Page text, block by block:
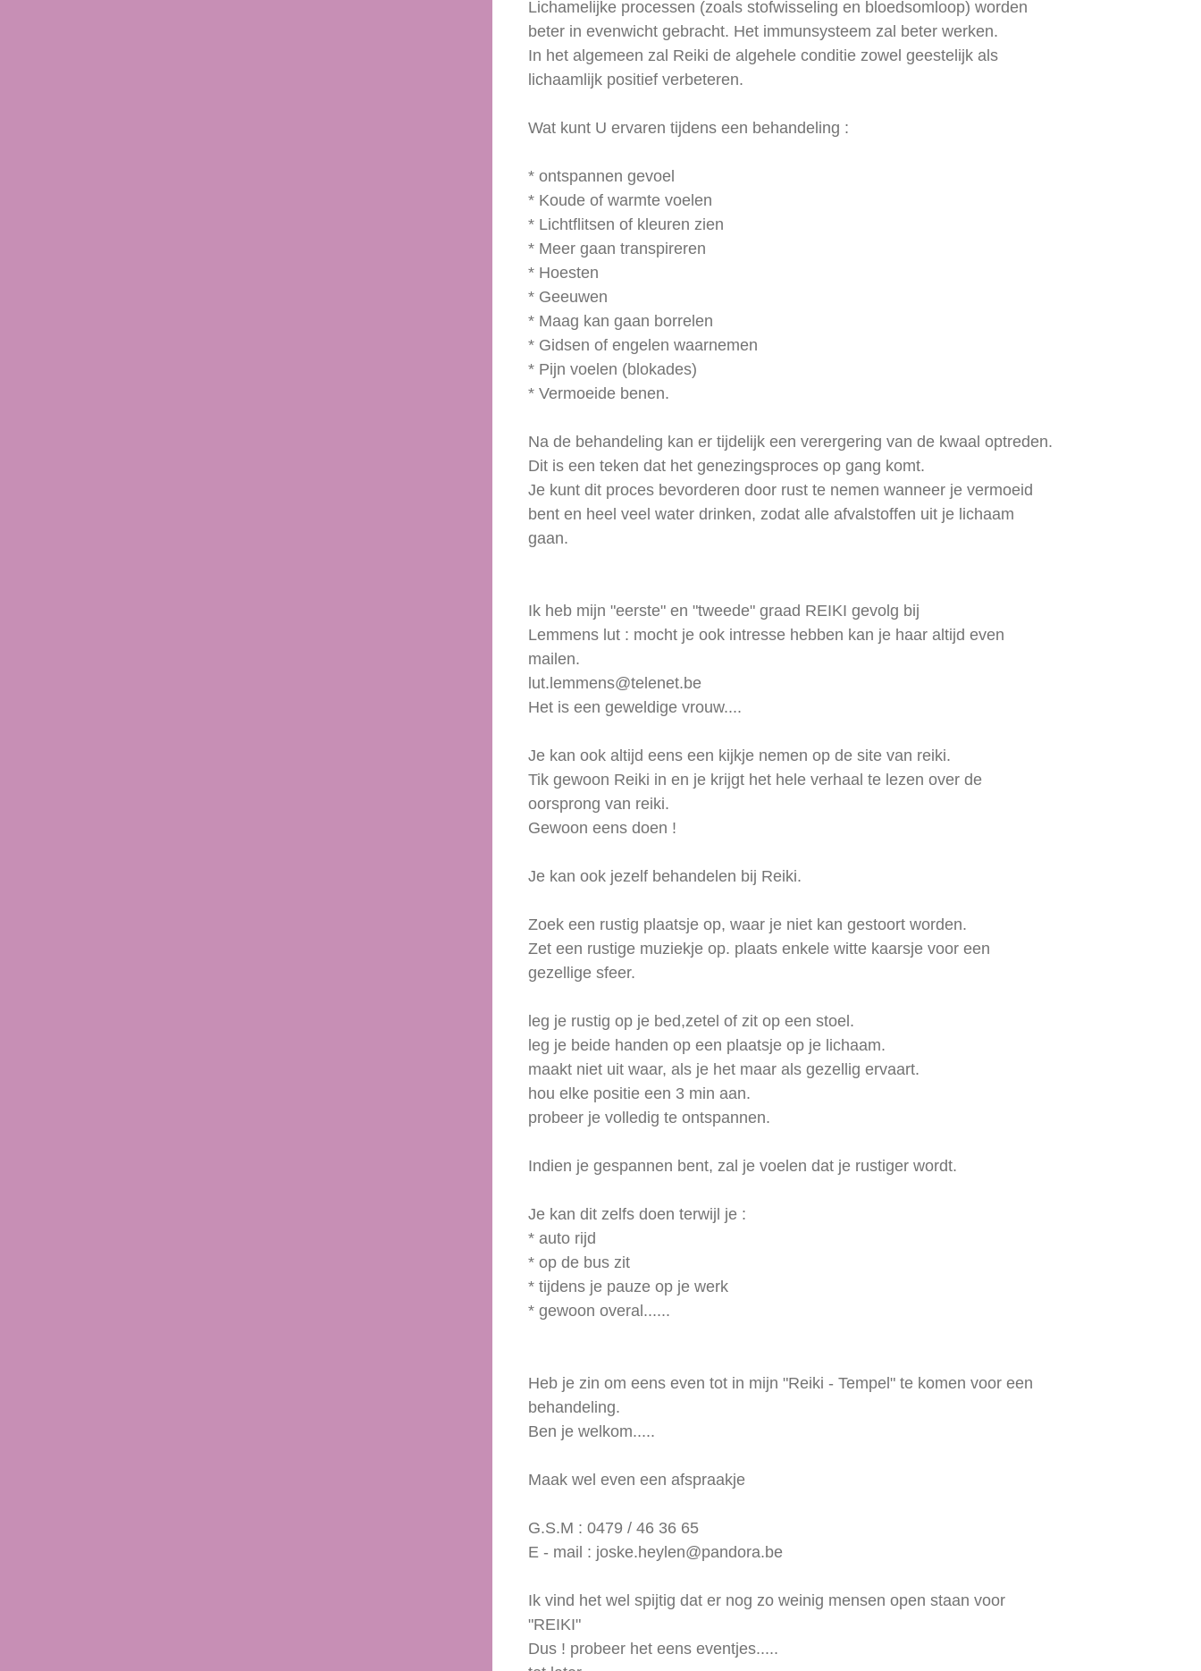
Lichamelijke processen (zoals stofwisseling en bloedsomloop) worden
beter in evenwicht gebracht. Het immunsysteem zal beter werken.
In het algemeen zal Reiki de algehele conditie zowel geestelijk als
lichaamlijk positief verbeteren.
Wat kunt U ervaren tijdens een behandeling :
* ontspannen gevoel
* Koude of warmte voelen
* Lichtflitsen of kleuren zien
* Meer gaan transpireren
* Hoesten
* Geeuwen
* Maag kan gaan borrelen
* Gidsen of engelen waarnemen
* Pijn voelen (blokades)
* Vermoeide benen.
Na de behandeling kan er tijdelijk een verergering van de kwaal optreden.
Dit is een teken dat het genezingsproces op gang komt.
Je kunt dit proces bevorderen door rust te nemen wanneer je vermoeid
bent en heel veel water drinken, zodat alle afvalstoffen uit je lichaam
gaan.
Ik heb mijn "eerste" en "tweede" graad REIKI gevolg bij
Lemmens lut : mocht je ook intresse hebben kan je haar altijd even
mailen.
lut.lemmens@telenet.be
Het is een geweldige vrouw....
Je kan ook altijd eens een kijkje nemen op de site van reiki.
Tik gewoon Reiki in en je krijgt het hele verhaal te lezen over de
oorsprong van reiki.
Gewoon eens doen !
Je kan ook jezelf behandelen bij Reiki.
Zoek een rustig plaatsje op, waar je niet kan gestoort worden.
Zet een rustige muziekje op. plaats enkele witte kaarsje voor een
gezellige sfeer.
leg je rustig op je bed,zetel of zit op een stoel.
leg je beide handen op een plaatsje op je lichaam.
maakt niet uit waar, als je het maar als gezellig ervaart.
hou elke positie een 3 min aan.
probeer je volledig te ontspannen.
Indien je gespannen bent, zal je voelen dat je rustiger wordt.
Je kan dit zelfs doen terwijl je :
* auto rijd
* op de bus zit
* tijdens je pauze op je werk
* gewoon overal......
Heb je zin om eens even tot in mijn "Reiki - Tempel" te komen voor een
behandeling.
Ben je welkom.....
Maak wel even een afspraakje
G.S.M : 0479 / 46 36 65
E - mail : joske.heylen@pandora.be
Ik vind het wel spijtig dat er nog zo weinig mensen open staan voor
"REIKI"
Dus ! probeer het eens eventjes.....